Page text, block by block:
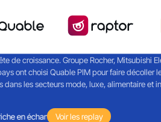
de croissance. Groupe Rocher, Mitsubishi
ont choisi Quable PIM pour faire décoller
les secteurs mode, luxe, alimentaire et
en échanges autour de la Martech et de l'IA
Voir les replay